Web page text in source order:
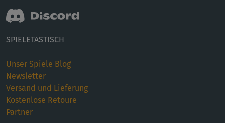
SPIELETASTISCH
Unser Spiele Blog
Newsletter
Versand und Lieferung
Kostenlose Retoure
Partner